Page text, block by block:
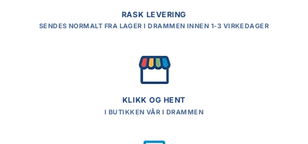
RASK LEVERING
SENDES NORMALT FRA LAGER I DRAMMEN INNEN 1-3 VIRKEDAGER
KLIKK OG HENT
I BUTIKKEN VÅR I DRAMMEN